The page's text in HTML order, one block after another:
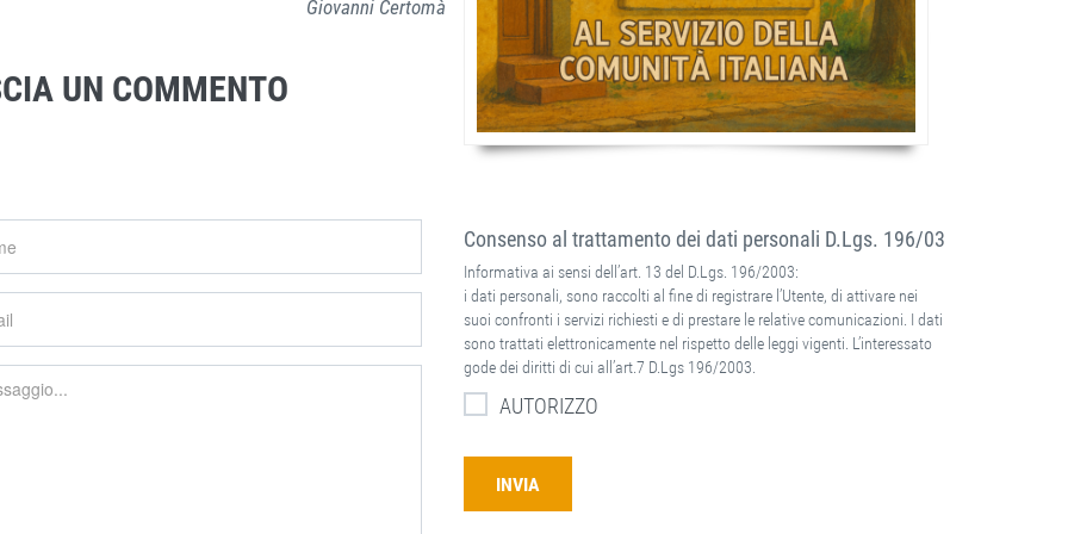
Giovanni Certomà
UN COMMENTO
Consenso al trattamento dei dati personali D.Lgs. 196/03
Informativa ai sensi dell’art. 13 del D.Lgs. 196/2003:
i dati personali, sono raccolti al fine di registrare l’Utente, di attivare nei
suoi confronti i servizi richiesti e di prestare le relative comunicazioni. I dati
sono trattati elettronicamente nel rispetto delle leggi vigenti. L’interessato
gode dei diritti di cui all’art.7 D.Lgs 196/2003.
AUTORIZZO